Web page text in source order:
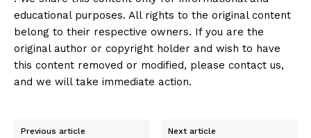
educational purposes. All rights to the original content
belong to their respective owners. If you are the
original author or copyright holder and wish to have
this content removed or modified, please contact us,
and we will take immediate action.
Previous article Next article